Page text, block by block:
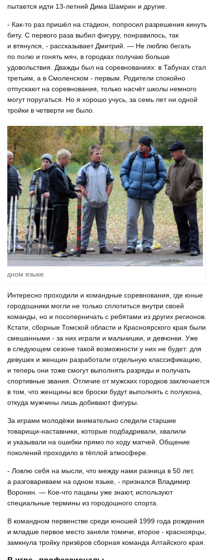
пытается идти 13-летний Дима Шамрин и другие.
- Как-то раз пришёл на стадион, попросил разрешения кинуть
биту. С первого раза выбил фигуру, понравилось, так
и втянулся, - рассказывает Дмитрий. — Не люблю бегать
по полю и гонять мяч, в городках получаю больше
удовольствия. Дважды был на соревнованиях: в Табунах стал
третьим, а в Смоленском - первым. Родители спокойно
отпускают на соревнования, только насчёт школы немного
могут поругаться. Но я хорошо учусь, за семь лет ни одной
тройки в четверти не было.
одном языке
Интересно проходили и командные соревнования, где юные
городошники могли не только сплотиться внутри своей
команды, но и посоперничать с ребятами из других регионов.
Кстати, сборные Томской области и Красноярского края были
смешанными - за них играли и мальчишки, и девчонки. Уже
в следующем сезоне такой возможности у них не будет: для
девушек и женщин разработали отдельную классификацию,
и теперь они тоже смогут выполнять разряды и получать
спортивные звания. Отличие от мужских городков заключается
в том, что женщины все броски будут выполнять с полукона,
откуда мужчины лишь добивают фигуры.
За играми молодёжи внимательно следили старшие
товарищи-наставники, которые подбадривали, хвалили
и указывали на ошибки прямо по ходу матчей. Общение
поколений проходило в тёплой атмосфере.
- Ловлю себя на мысли, что между нами разница в 50 лет,
а разговариваем на одном языке, - признался Владимир
Воронин. — Кое-что пацаны уже знают, используют
специальные термины из городошного спорта.
В командном первенстве среди юношей 1999 года рождения
и младше первое место заняли томичи, второе - красноярцы,
замкнула тройку призёров сборная команда Алтайского края.